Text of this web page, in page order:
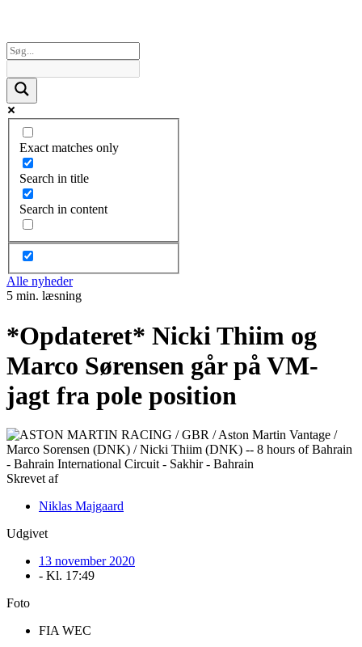
Exact matches only
Search in title
Search in content
Alle nyheder
5 min. læsning
*Opdateret* Nicki Thiim og
Marco Sørensen går på VM-
jagt fra pole position
Skrevet af
Niklas Majgaard
Udgivet
13 november 2020
- Kl. 17:49
Foto
FIA WEC